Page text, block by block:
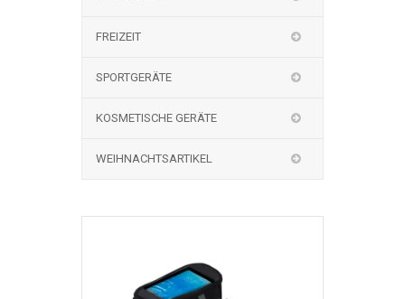
FREIZEIT
SPORTGERÄTE
KOSMETISCHE GERÄTE
WEIHNACHTSARTIKEL